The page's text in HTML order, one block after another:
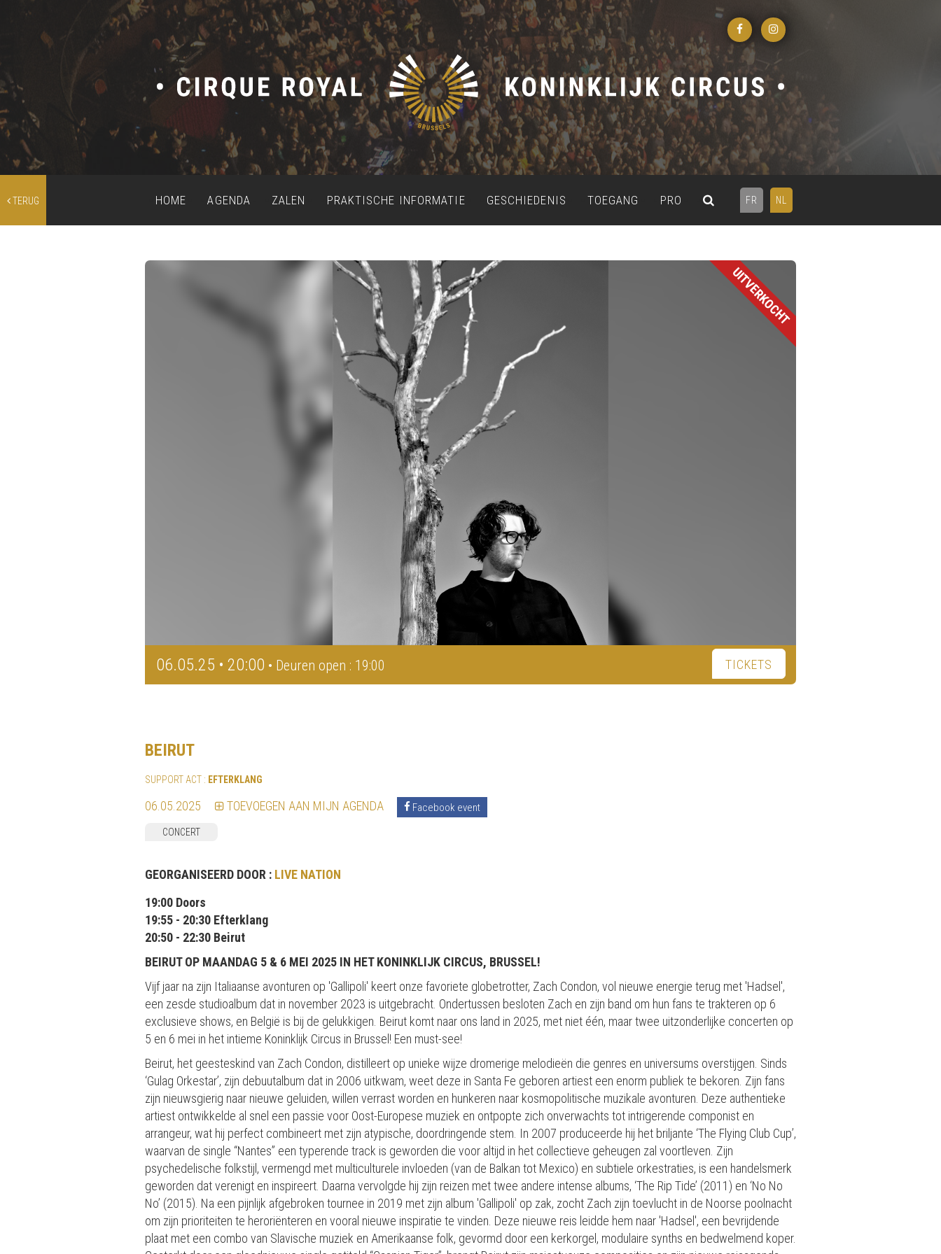
TERUG FR NL
HOME AGENDA ZALEN PRAKTISCHE INFORMATIE GESCHIEDENIS TOEGANG PRO
UITVERKOCHT
06.05.25 • 20:00 • Deuren open : 19:00 TICKETS
BEIRUT
SUPPORT ACT : EFTERKLANG
06.05.2025 TOEVOEGEN AAN MIJN AGENDA Facebook event
CONCERT
GEORGANISEERD DOOR : LIVE NATION
19:00 Doors
19:55 - 20:30 Efterklang
20:50 - 22:30 Beirut
BEIRUT OP MAANDAG 5 & 6 MEI 2025 IN HET KONINKLIJK CIRCUS, BRUSSEL!
Vijf jaar na zijn Italiaanse avonturen op 'Gallipoli' keert onze favoriete globetrotter, Zach Condon, vol nieuwe energie terug met 'Hadsel',
een zesde studioalbum dat in november 2023 is uitgebracht. Ondertussen besloten Zach en zijn band om hun fans te trakteren op 6
exclusieve shows, en België is bij de gelukkigen. Beirut komt naar ons land in 2025, met niet één, maar twee uitzonderlijke concerten op
5 en 6 mei in het intieme Koninklijk Circus in Brussel! Een must-see!
Beirut, het geesteskind van Zach Condon, distilleert op unieke wijze dromerige melodieën die genres en universums overstijgen. Sinds
‘Gulag Orkestar’, zijn debuutalbum dat in 2006 uitkwam, weet deze in Santa Fe geboren artiest een enorm publiek te bekoren. Zijn fans
zijn nieuwsgierig naar nieuwe geluiden, willen verrast worden en hunkeren naar kosmopolitische muzikale avonturen. Deze authentieke
artiest ontwikkelde al snel een passie voor Oost-Europese muziek en ontpopte zich onverwachts tot intrigerende componist en
arrangeur, wat hij perfect combineert met zijn atypische, doordringende stem. In 2007 produceerde hij het briljante ‘The Flying Club Cup’,
waarvan de single “Nantes” een typerende track is geworden die voor altijd in het collectieve geheugen zal voortleven. Zijn
psychedelische folkstijl, vermengd met multiculturele invloeden (van de Balkan tot Mexico) en subtiele orkestraties, is een handelsmerk
geworden dat verenigt en inspireert. Daarna vervolgde hij zijn reizen met twee andere intense albums, ‘The Rip Tide’ (2011) en ‘No No
No’ (2015). Na een pijnlijk afgebroken tournee in 2019 met zijn album 'Gallipoli' op zak, zocht Zach zijn toevlucht in de Noorse poolnacht
om zijn prioriteiten te heroriënteren en vooral nieuwe inspiratie te vinden. Deze nieuwe reis leidde hem naar 'Hadsel', een bevrijdende
plaat met een combo van Slavische muziek en Amerikaanse folk, gevormd door een kerkorgel, modulaire synths en bedwelmend koper.